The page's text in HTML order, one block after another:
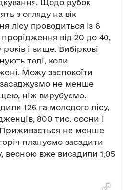
Щодо рубок
з огляду на вік
лісу проводиться із 6
прорідження від 20 до 40,
і вище. Вибіркові
тоді, коли
Можу заспокоїти
засаджуємо не менше
ніж вирубуємо.
126 га молодого лісу,
800 тис. сосни і
не менше
плануємо засадити
весною вже висадили 1,05